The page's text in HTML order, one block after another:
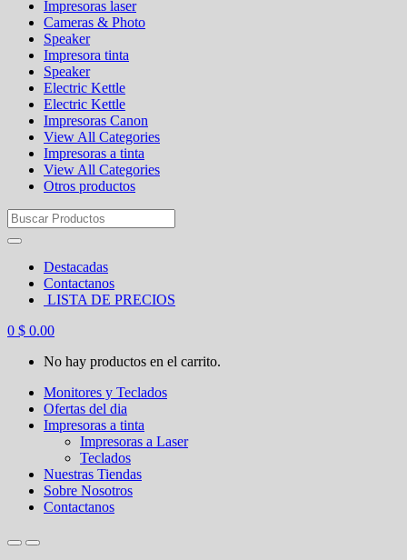
Impresoras laser
Cameras & Photo
Speaker
Impresora tinta
Speaker
Electric Kettle
Electric Kettle
Impresoras Canon
View All Categories
Impresoras a tinta
View All Categories
Otros productos
Search
for:
Destacadas
Contactanos
LISTA DE PRECIOS
0 $ 0.00
No hay productos en el carrito.
Monitores y Teclados
Ofertas del dia
Impresoras a tinta
Impresoras a Laser
Teclados
Nuestras Tiendas
Sobre Nosotros
Contactanos